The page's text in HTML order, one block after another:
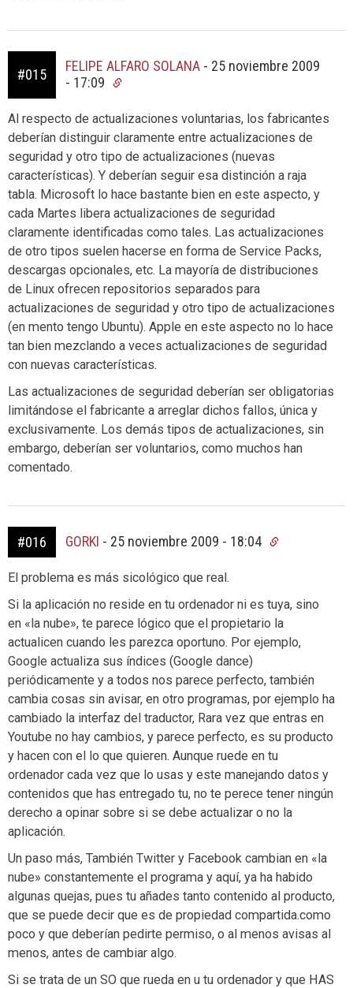
#015
FELIPE ALFARO SOLANA - 25 noviembre 2009
- 17:09
Al respecto de actualizaciones voluntarias, los fabricantes
deberían distinguir claramente entre actualizaciones de
seguridad y otro tipo de actualizaciones (nuevas
características). Y deberían seguir esa distinción a raja
tabla. Microsoft lo hace bastante bien en este aspecto, y
cada Martes libera actualizaciones de seguridad
claramente identificadas como tales. Las actualizaciones
de otro tipos suelen hacerse en forma de Service Packs,
descargas opcionales, etc. La mayoría de distribuciones
de Linux ofrecen repositorios separados para
actualizaciones de seguridad y otro tipo de actualizaciones
(en mento tengo Ubuntu). Apple en este aspecto no lo hace
tan bien mezclando a veces actualizaciones de seguridad
con nuevas características.
Las actualizaciones de seguridad deberían ser obligatorias
limitándose el fabricante a arreglar dichos fallos, única y
exclusivamente. Los demás tipos de actualizaciones, sin
embargo, deberían ser voluntarios, como muchos han
comentado.
#016 GORKI - 25 noviembre 2009 - 18:04
El problema es más sicológico que real.
Si la aplicación no reside en tu ordenador ni es tuya, sino
en «la nube», te parece lógico que el propietario la
actualicen cuando les parezca oportuno. Por ejemplo,
Google actualiza sus índices (Google dance)
periódicamente y a todos nos parece perfecto, también
cambia cosas sin avisar, en otro programas, por ejemplo ha
cambiado la interfaz del traductor, Rara vez que entras en
Youtube no hay cambios, y parece perfecto, es su producto
y hacen con el lo que quieren. Aunque ruede en tu
ordenador cada vez que lo usas y este manejando datos y
contenidos que has entregado tu, no te perece tener ningún
derecho a opinar sobre si se debe actualizar o no la
aplicación.
Un paso más, También Twitter y Facebook cambian en «la
nube» constantemente el programa y aquí, ya ha habido
algunas quejas, pues tu añades tanto contenido al producto,
que se puede decir que es de propiedad compartida.como
poco y que deberían pedirte permiso, o al menos avisas al
menos, antes de cambiar algo.
Si se trata de un SO que rueda en u tu ordenador y que HAS